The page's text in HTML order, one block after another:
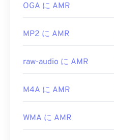
初回リリース:
Rate_audio_codec
OGA に AMR
MP2 に AMR
raw-audio に AMR
M4A に AMR
WMA に AMR